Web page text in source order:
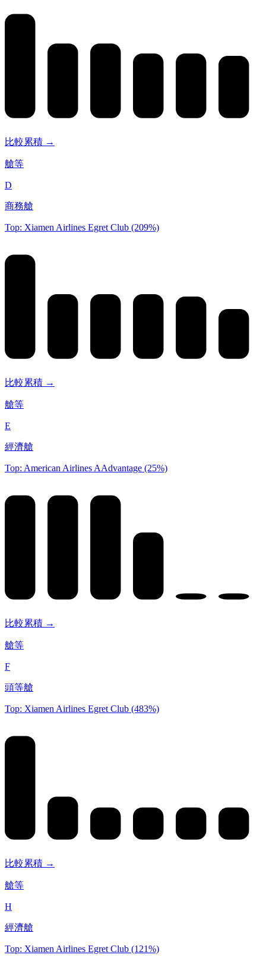
比較累積 →
艙等
D
商務艙
Top: Xiamen Airlines Egret Club (209%)
比較累積 →
艙等
E
經濟艙
Top: American Airlines AAdvantage (25%)
比較累積 →
艙等
F
頭等艙
Top: Xiamen Airlines Egret Club (483%)
比較累積 →
艙等
H
經濟艙
Top: Xiamen Airlines Egret Club (121%)